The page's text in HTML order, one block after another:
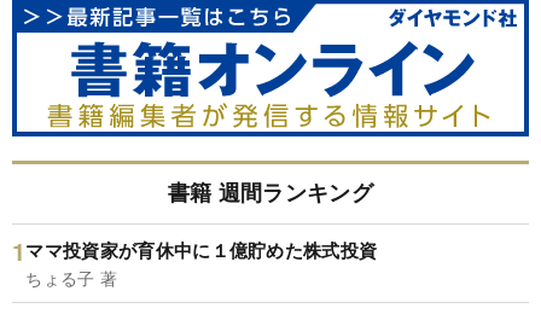
書籍 週間ランキング
ママ投資家が育休中に１億貯めた株式投資
ちょる子 著